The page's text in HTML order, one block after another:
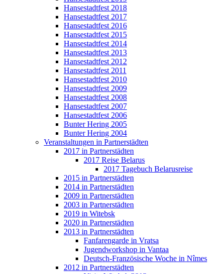
Hansestadtfest 2018
Hansestadtfest 2017
Hansestadtfest 2016
Hansestadtfest 2015
Hansestadtfest 2014
Hansestadtfest 2013
Hansestadtfest 2012
Hansestadtfest 2011
Hansestadtfest 2010
Hansestadtfest 2009
Hansestadtfest 2008
Hansestadtfest 2007
Hansestadtfest 2006
Bunter Hering 2005
Bunter Hering 2004
Veranstaltungen in Partnerstädten
2017 in Partnerstädten
2017 Reise Belarus
2017 Tagebuch Belarusreise
2015 in Partnerstädten
2014 in Partnerstädten
2009 in Partnerstädten
2003 in Partnerstädten
2019 in Witebsk
2020 in Partnerstädten
2013 in Partnerstädten
Fanfarengarde in Vratsa
Jugendworkshop in Vantaa
Deutsch-Französische Woche in Nîmes
2012 in Partnerstädten